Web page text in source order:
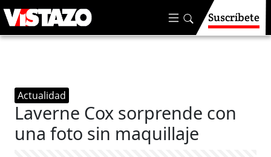
Suscríbete
Actualidad
Laverne Cox sorprende con
una foto sin maquillaje